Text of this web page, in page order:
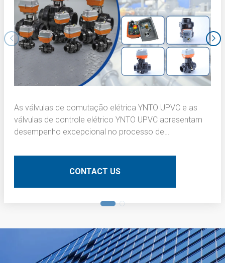
As válvulas de comutação elétrica YNTO UPVC e as
válvulas de controle elétrico YNTO UPVC apresentam
desempenho excepcional no processo de
circuito impresso (PCBs). Aqui está uma descrição
técnica detalhada:CONTACT US